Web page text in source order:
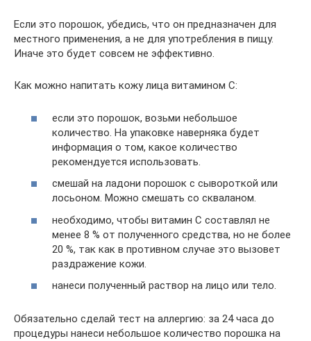
Если это порошок, убедись, что он предназначен для
местного применения, а не для употребления в пищу.
Иначе это будет совсем не эффективно.
Как можно напитать кожу лица витамином С:
если это порошок, возьми небольшое
количество. На упаковке наверняка будет
информация о том, какое количество
рекомендуется использовать.
смешай на ладони порошок с сывороткой или
лосьоном. Можно смешать со скваланом.
необходимо, чтобы витамин С составлял не
менее 8 % от полученного средства, но не более
20 %, так как в противном случае это вызовет
раздражение кожи.
нанеси полученный раствор на лицо или тело.
Обязательно сделай тест на аллергию: за 24 часа до
процедуры нанеси небольшое количество порошка на